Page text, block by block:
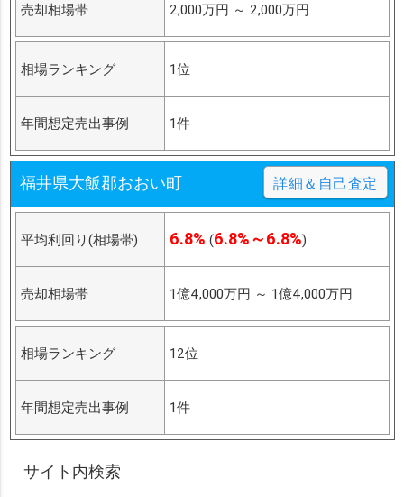
売却相場帯 2,000万円 ～ 2,000万円
相場ランキング 1位
年間想定売出事例 1件
福井県大飯郡おおい町 詳細＆自己査定
平均利回り(相場帯) 6.8% (6.8%～6.8%)
売却相場帯 1億4,000万円 ～ 1億4,000万円
相場ランキング 12位
年間想定売出事例 1件
サイト内検索